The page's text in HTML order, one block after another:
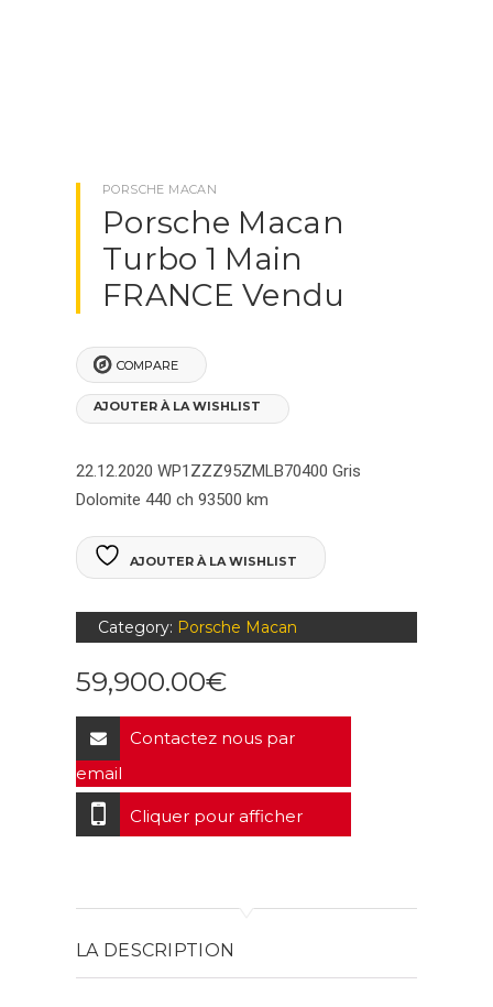
PORSCHE MACAN
Porsche Macan
Turbo 1 Main
FRANCE Vendu
COMPARE
AJOUTER À LA WISHLIST
22.12.2020 WP1ZZZ95ZMLB70400 Gris
Dolomite 440 ch 93500 km
AJOUTER À LA WISHLIST
Category: Porsche Macan
59,900.00€
Contactez nous par
email
Cliquer pour afficher
LA DESCRIPTION